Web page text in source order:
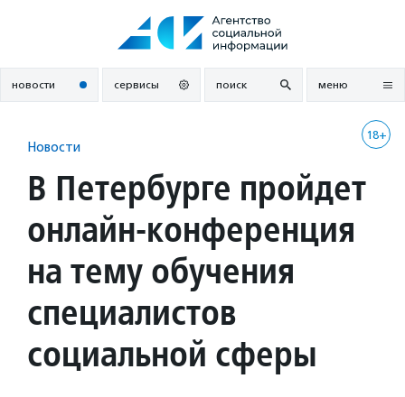
новости сервисы поиск меню
18+
Новости
В Петербурге пройдет
онлайн-конференция
на тему обучения
специалистов
социальной сферы